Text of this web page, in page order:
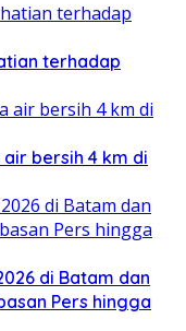
terhadap
bersih 4 km di
di Batam dan
Pers hingga